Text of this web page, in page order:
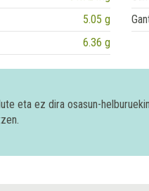
5.05 g
6.36 g
eta ez dira osasun-